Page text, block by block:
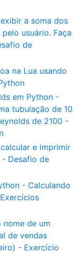
a soma dos
usuário. Faça
de
na Lua usando
em Python -
tubulação de 10
de 2100 -
e imprimir
- Desafio de
- Calculando
nome de um
de vendas
- Exercício